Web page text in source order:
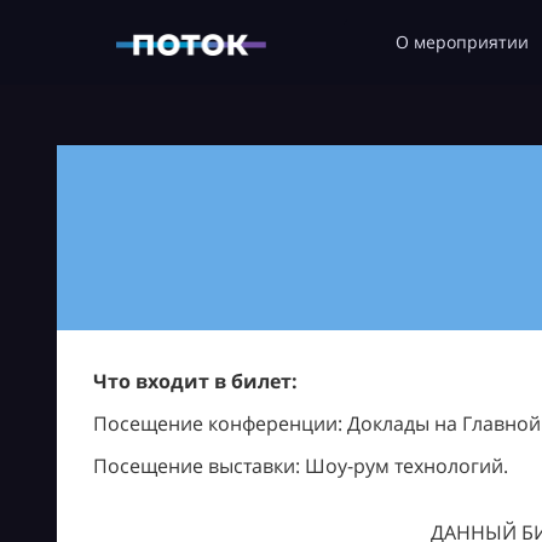
О мероприятии
Что входит в билет:
Посещение конференции: Доклады на Главной
Посещение выставки: Шоу-рум технологий.
ДАННЫЙ